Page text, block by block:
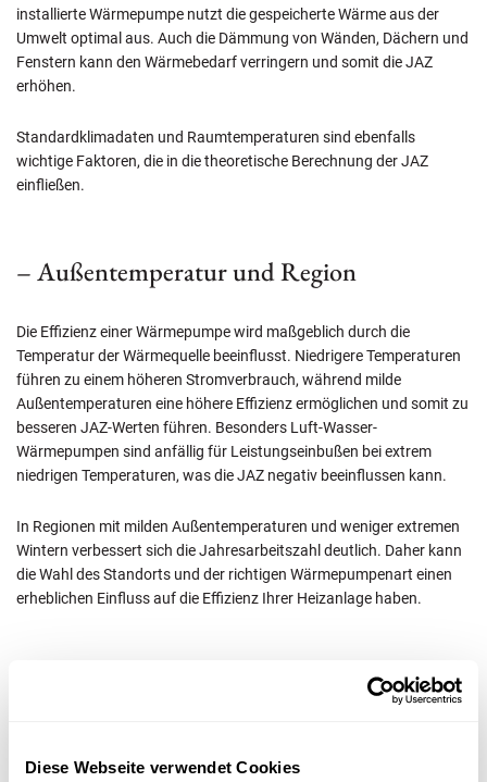
Diese Webseite verwendet Cookies
installierte Wärmepumpe nutzt die gespeicherte Wärme aus der
Umwelt optimal aus. Auch die Dämmung von Wänden, Dächern und
Fenstern kann den Wärmebedarf verringern und somit die JAZ
erhöhen.
Standardklimadaten und Raumtemperaturen sind ebenfalls
wichtige Faktoren, die in die theoretische Berechnung der JAZ
einfließen.
– Außentemperatur und Region
Die Effizienz einer Wärmepumpe wird maßgeblich durch die
Temperatur der Wärmequelle beeinflusst. Niedrigere Temperaturen
führen zu einem höheren Stromverbrauch, während milde
Außentemperaturen eine höhere Effizienz ermöglichen und somit zu
besseren JAZ-Werten führen. Besonders Luft-Wasser-
Wärmepumpen sind anfällig für Leistungseinbußen bei extrem
niedrigen Temperaturen, was die JAZ negativ beeinflussen kann.
In Regionen mit milden Außentemperaturen und weniger extremen
Wintern verbessert sich die Jahresarbeitszahl deutlich. Daher kann
die Wahl des Standorts und der richtigen Wärmepumpenart einen
erheblichen Einfluss auf die Effizienz Ihrer Heizanlage haben.
die Effizienz einer Wärmepumpe. Höhere Raumtemperaturen